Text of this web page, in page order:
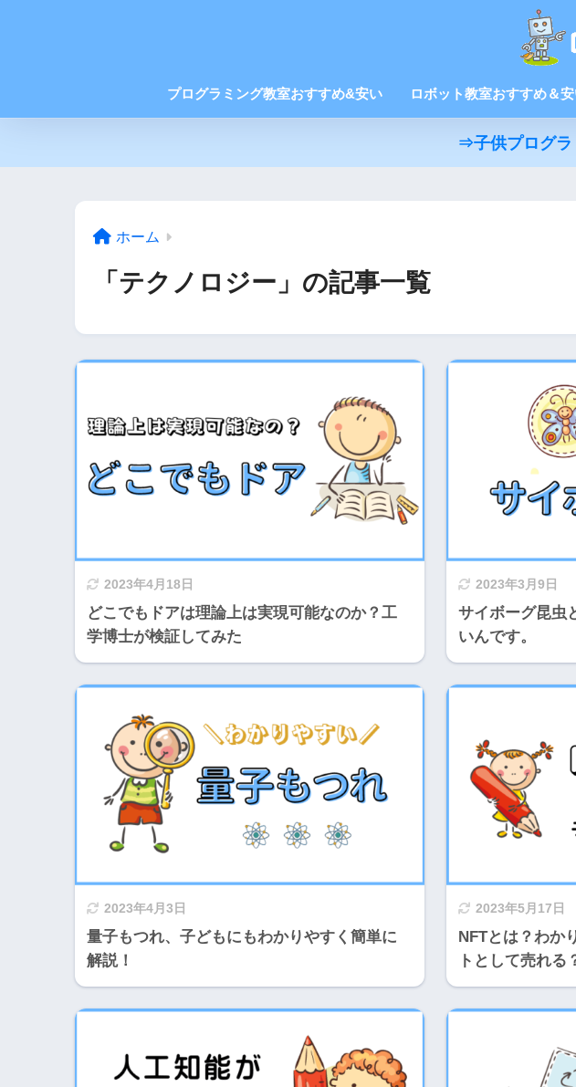
プログラミング教室おすすめ&安い ロボット教室おすすめ＆
⇒子供プログラ
ホーム
「テクノロジー」の記事一覧
2023年4月18日
どこでもドアは理論上は実現可能なのか？工
学博士が検証してみた
2023年3月9日
サイボーグ昆虫
いんです。
2023年4月3日
量子もつれ、子どもにもわかりやすく簡単に
解説！
2023年5月17日
NFTとは？わか
トとして売れる